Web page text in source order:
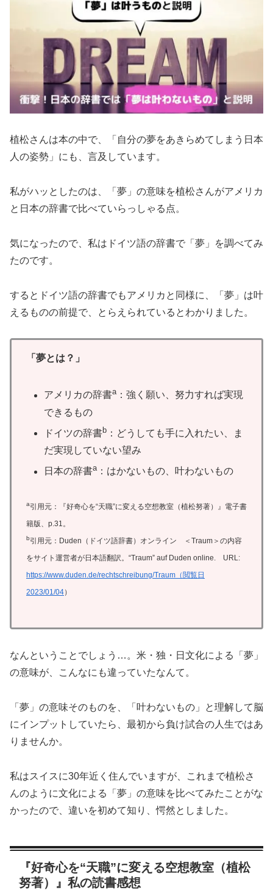
植松さんは本の中で、「自分の夢をあきらめてしまう日本
人の姿勢」にも、言及しています。
私がハッとしたのは、「夢」の意味を植松さんがアメリカ
と日本の辞書で比べていらっしゃる点。
気になったので、私はドイツ語の辞書で「夢」を調べてみ
たのです。
するとドイツ語の辞書でもアメリカと同様に、「夢」は叶
えるものの前提で、とらえられているとわかりました。
「夢とは？」
アメリカの辞書a：強く願い、努力すれば実現
できるもの
ドイツの辞書b ：どうしても手に入れたい、ま
だ実現していない望み
日本の辞書a：はかないもの、叶わないもの
a引用元：『好奇心を“天職”に変える空想教室（植松努著）』電子書
籍版、p.31。
b引用元：Duden（ドイツ語辞書）オンライン ＜Traum＞の内容
をサイト運営者が日本語翻訳。“Traum” auf Duden online. URL:
https://www.duden.de/rechtschreibung/Traum（閲覧日
2023/01/04）
なんということでしょう…。米・独・日文化による「夢」
の意味が、こんなにも違っていたなんて。
「夢」の意味そのものを、「叶わないもの」と理解して脳
にインプットしていたら、最初から負け試合の人生ではあ
りませんか。
私はスイスに30年近く住んでいますが、これまで植松さ
んのように文化による「夢」の意味を比べてみたことがな
かったので、違いを初めて知り、愕然としました。
『好奇心を“天職”に変える空想教室（植松
努著）』私の読書感想